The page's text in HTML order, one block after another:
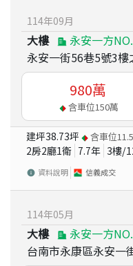
114年09月
大樓
永安一方
永安一街56巷5號3樓
980萬
含車位150萬
建坪38.73坪 含車位
2房2廳1衛 7.7年 3樓/
資料說明 信義成交
114年05月
大樓
永安一方
台南市永康區永安一